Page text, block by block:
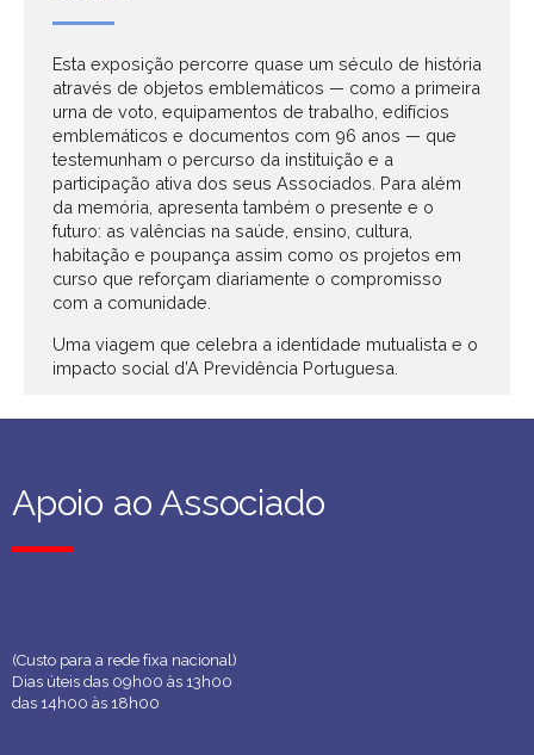
Esta exposição percorre quase um século de história
através de objetos emblemáticos — como a primeira
urna de voto, equipamentos de trabalho, edifícios
emblemáticos e documentos com 96 anos — que
testemunham o percurso da instituição e a
participação ativa dos seus Associados. Para além
da memória, apresenta também o presente e o
futuro: as valências na saúde, ensino, cultura,
habitação e poupança assim como os projetos em
curso que reforçam diariamente o compromisso
com a comunidade.
Uma viagem que celebra a identidade mutualista e o
impacto social d’A Previdência Portuguesa.
Apoio ao Associado
Apoio ao Associado
(Custo para a rede fixa nacional)
Dias úteis das 09h00 às 13h00
das 14h00 às 18h00